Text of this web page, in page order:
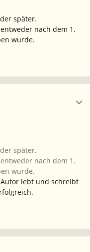
später.
nach dem 1.
wurde.
später.
nach dem 1.
wurde.
lebt und schreibt